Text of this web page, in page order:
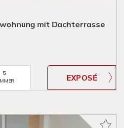
mit Dachterrasse
5